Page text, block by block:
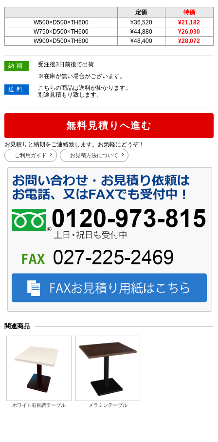
定価
特価
W500×D500×TH600
¥36,520
¥21,182
W750×D500×TH600
¥44,880
¥26,030
W900×D500×TH600
¥48,400 ¥28,072
納期
受注後3日前後で出荷
※在庫が無い場合がございます。
送料
こちらの商品は送料が掛かります。
別途見積もり致します。
無料見積りへ進む
お見積りと納期をご連絡致します。お気軽にどうぞ！
ご利用ガイド お見積方法について
関連商品
ホワイト石目調テーブル メラミンテーブル